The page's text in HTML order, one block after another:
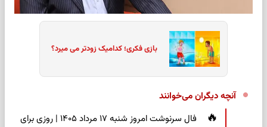
بازی فکری؛ کدامیک زودتر می میرد؟
آنچه دیگران می‌خوانند
فال سرنوشت امروز شنبه ۱۷ مرداد ۱۴۰۵ | روزی برای